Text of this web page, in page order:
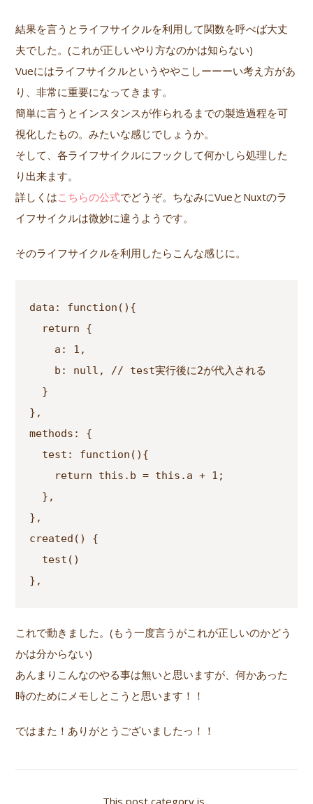
結果を言うとライフサイクルを利用して関数を呼べば大丈
夫でした。(これが正しいやり方なのかは知らない)
Vueにはライフサイクルというややこしーーーい考え方があ
り、非常に重要になってきます。
簡単に言うとインスタンスが作られるまでの製造過程を可
視化したもの。みたいな感じでしょうか。
そして、各ライフサイクルにフックして何かしら処理した
り出来ます。
詳しくはこちらの公式でどうぞ。ちなみにVueとNuxtのラ
イフサイクルは微妙に違うようです。
そのライフサイクルを利用したらこんな感じに。
data: function(){
},
methods: {
},
created() {
},
これで動きました。(もう一度言うがこれが正しいのかどう
かは分からない)
あんまりこんなのやる事は無いと思いますが、何かあった
時のためにメモしとこうと思います！！
ではまた！ありがとうございましたっ！！
This post category is...